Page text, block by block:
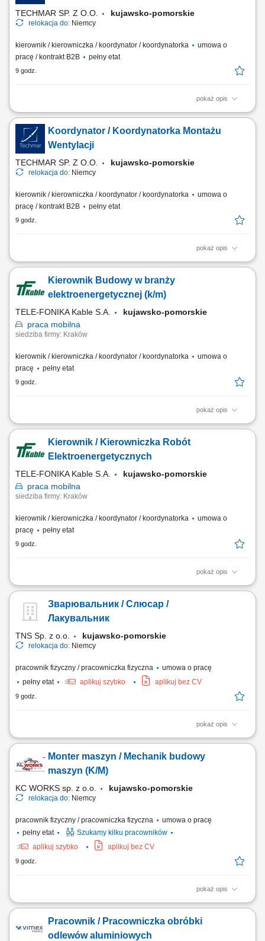
terminową realizację zadań,...
TECHMAR SP. Z O.O. kujawsko-pomorskie
relokacja do: Niemcy
kierownik / kierowniczka / koordynator / koordynatorka
umowa o
pracę / kontrakt B2B
pełny etat
9 godz.
pokaż opis
Miejsce pracy: Niemcy Twoje zadania: Organizacja i koordynacja pracy
ekipy monterów wentylacji. Współpraca z niemieckim Bauleiterem.
Nadzór nad jakością i terminowością prac. Wsparcie zespołu podczas
montażu. Przygotowywanie obmiarów (Aufmaß). Przygotowywanie
robót dodatkowych...
Koordynator / Koordynatorka Montażu
Wentylacji
TECHMAR SP. Z O.O. kujawsko-pomorskie
relokacja do: Niemcy
kierownik / kierowniczka / koordynator / koordynatorka
umowa o
pracę / kontrakt B2B
pełny etat
9 godz.
pokaż opis
Miejsce pracy: Niemcy Zakres obowiązków: Zarządzanie pracą ekipy
przedstawicielami inwestycji i kierownictwem budowy. Kontrola jakości
wykonania oraz terminowości prowadzonych robót. Udział w pracach
Kierownik Budowy w branży
elektroenergetycznej (k/m)
TELE-FONIKA Kable S.A.
kujawsko-pomorskie
praca mobilna
siedziba firmy: Kraków
kierownik / kierowniczka / koordynator / koordynatorka
umowa o
pracę
pełny etat
9 godz.
pokaż opis
Miejsce pracy stacjonarnej: Kraków lub Myślenice oraz budowy na
obowiązków Pełnienie funkcji Kierownika Budowy podczas realizacji
obiektów elektroenergetycznych, szczególne budowy linii kablowych
Kierownik / Kierowniczka Robót
Elektroenergetycznych
TELE-FONIKA Kable S.A.
kujawsko-pomorskie
praca mobilna
siedziba firmy: Kraków
kierownik / kierowniczka / koordynator / koordynatorka
umowa o
pracę
pełny etat
9 godz.
pokaż opis
Miejsce pracy stacjonarnej: Kraków lub Myślenice oraz budowy na
stanowiska kompleksowe prowadzenie projektów
elektroenergetycznych związanych z liniami kablowymi WN i
Зварювальник / Слюсар /
Лакувальник
TNS Sp. z o.o. kujawsko-pomorskie
relokacja do: Niemcy
pracownik fizyczny / pracowniczka fizyczna
umowa o pracę
pełny etat
aplikuj szybko aplikuj bez CV
9 godz.
pokaż opis
ЗВАРЮВАЛЬНИКИ - зварювання напівавтоматом MAG 135 всі
уміння читати технічний рисунок; монтаж металоконструкцій;
ФАРБУВАЛЬНИК - фарбування пістолетом; ЕЛЕКТРИК -
Monter maszyn / Mechanik budowy
maszyn (K/M)
KC WORKS sp. z o.o. kujawsko-pomorskie
relokacja do: Niemcy
pracownik fizyczny / pracowniczka fizyczna
umowa o pracę
pełny etat
Szukamy kilku pracowników
aplikuj szybko
aplikuj bez CV
9 godz.
pokaż opis
Praca będzie wykonywana w naszej lokalizacji produkcyjnej i
maszyn oraz podzespołów mechanicznych; Montaż elementów zgodnie
z dokumentacją techniczną; Wykonywanie prac mechanicznych i
Pracownik / Pracowniczka obróbki
odlewów aluminiowych